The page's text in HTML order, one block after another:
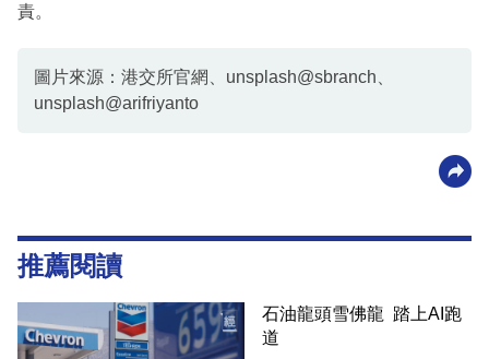
責。
圖片來源：港交所官網、unsplash@sbranch、
unsplash@arifriyanto
推薦閱讀
石油龍頭雪佛龍 踏上AI跑
道